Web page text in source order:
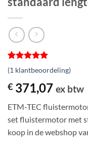
Gewaardeerd
5op 5
gebaseerd
op
1
(1 klantbeoordeling)
€ 371,07 ex btw
ETM-TEC
set fluistermotor met
koop in de webshop